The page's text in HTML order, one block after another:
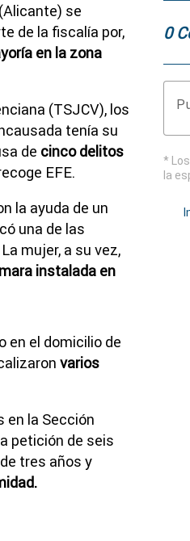
se
de la fiscalía por,
en la zona
(TSJCV), los
tenía su
de cinco delitos
EFE.
la ayuda de un
una de las
mujer, a su vez,
instalada en
en el domicilio de
varios
en la Sección
petición de seis
tres años y
0
*
la